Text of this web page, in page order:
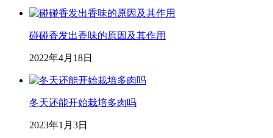
碰碰香发出香味的原因及其作用
2022年4月18日
冬天还能开始栽培多肉吗
2023年1月3日